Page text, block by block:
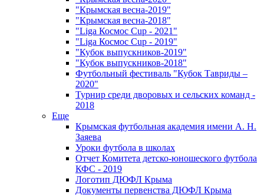
"Крымская весна-2019"
"Крымская весна-2018"
"Liga Космос Cup - 2021"
"Liga Космос Cup - 2019"
"Кубок выпускников-2019"
"Кубок выпускников-2018"
Футбольный фестиваль "Кубок Тавриды –
2020"
Турнир среди дворовых и сельских команд -
2018
Еще
Крымская футбольная академия имени А. Н.
Заяева
Уроки футбола в школах
Отчет Комитета детско-юношеского футбола
КФС - 2019
Логотип ДЮФЛ Крыма
Документы первенства ДЮФЛ Крыма